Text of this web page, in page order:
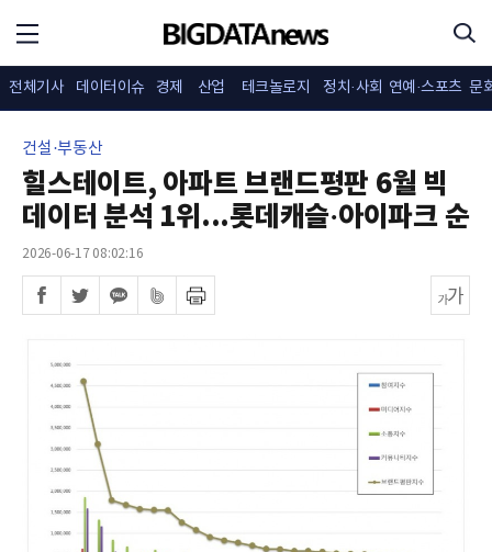
전체기사 데이터이슈 경제 산업 테크놀로지 정치·사회 연예·스포츠 문
건설·부동산
힐스테이트, 아파트 브랜드평판 6월 빅
데이터 분석 1위...롯데캐슬·아이파크 순
2026-06-17 08:02:16